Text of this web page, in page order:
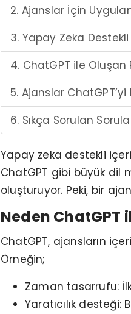
2. Ajanslar İçin
3. Yapay Zeka Destekli
4. ChatGPT ile Oluşan
5. Ajanslar ChatGPT’yi
6. Sıkça Sorulan
Yapay zeka destekli
ChatGPT gibi büyük dil
oluşturuyor. Peki, bir
Neden ChatGPT
ChatGPT, ajansların
Örneğin;
Zaman tasarrufu:
Yaratıcılık desteği: